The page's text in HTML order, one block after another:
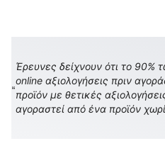
Έρευνες δείχνουν ότι το
online αξιολογήσεις πριν
προϊόν με θετικές
αγοραστεί από ένα προϊόν